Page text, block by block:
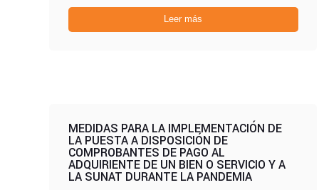
Leer más
MEDIDAS PARA LA IMPLEMENTACIÓN DE
LA PUESTA A DISPOSICIÓN DE
COMPROBANTES DE PAGO AL
ADQUIRIENTE DE UN BIEN O SERVICIO Y A
LA SUNAT DURANTE LA PANDEMIA